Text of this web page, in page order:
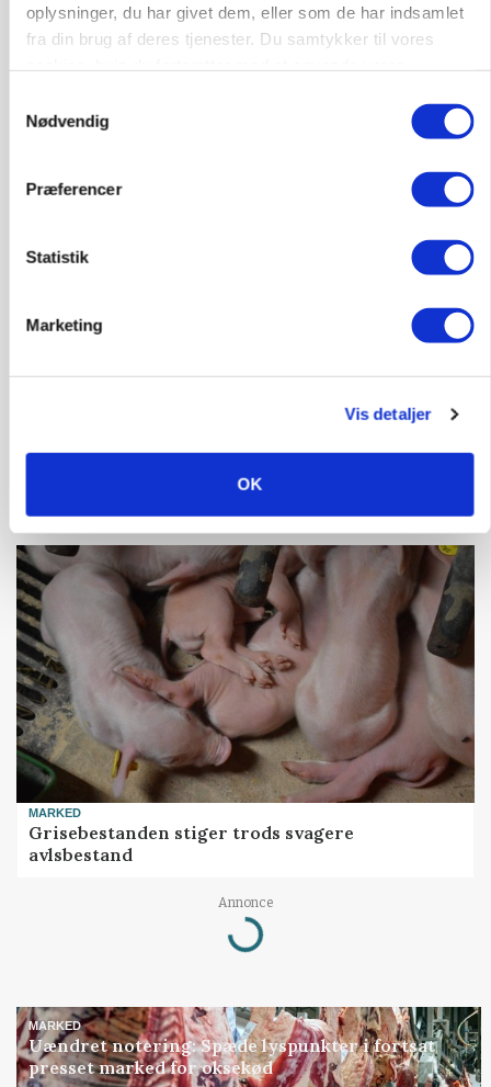
oplysninger, du har givet dem, eller som de har indsamlet
fra din brug af deres tjenester. Du samtykker til vores
Nødvendig
Præferencer
Statistik
Marketing
Vis detaljer
OK
Før såmaskinen kører: Her er efterårets største
MARKED
Grisebestanden stiger trods svagere
avlsbestand
Annonce
Loading...
MARKED
Uændret notering: Spæde lyspunkter i fortsat
presset marked for oksekød